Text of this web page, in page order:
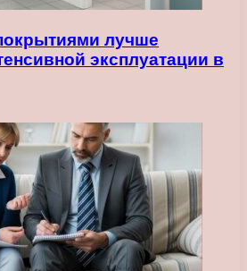
лучше
эксплуатации в